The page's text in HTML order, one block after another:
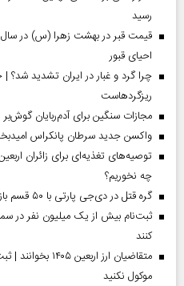
رسید
احیای قبور
چرا گرد و غبار در ایران تشدید شد؟ |
ریزگردهاست
مجازات سنگین برای آدم‌ربایان گوش‌بر
واکسن جدید سرطان پانکراس
چه نخوریم؟
گره قتل در دی‌جی پارتی با ۵۰ قسم باز می‌شود
ثبت‌نام بیش از یک میلیون نفر در
کنند
متقاضیان ارز
موکول نکنید